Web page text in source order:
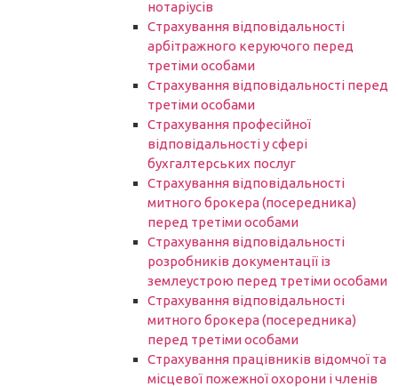
нотаріусів
Cтрахування відповідальності
арбітражного керуючого перед
третіми особами
Страхування відповідальності перед
третіми особами
Страхування професійної
відповідальності у сфері
бухгалтерських послуг
Страхування відповідальності
митного брокера (посередника)
перед третіми особами
Страхування відповідальності
розробників документації із
землеустрою перед третіми особами
Страхування відповідальності
митного брокера (посередника)
перед третіми особами
Страхування працівників відомчої та
місцевої пожежної охорони і членів